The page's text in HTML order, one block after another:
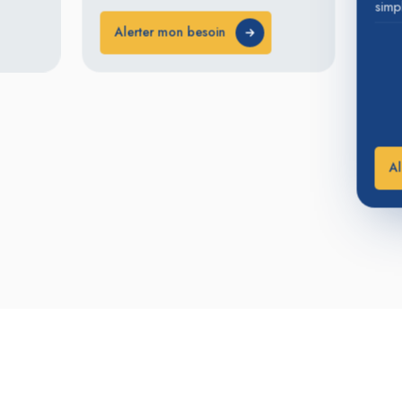
Alerter mon besoin
Alerter mon besoin
une